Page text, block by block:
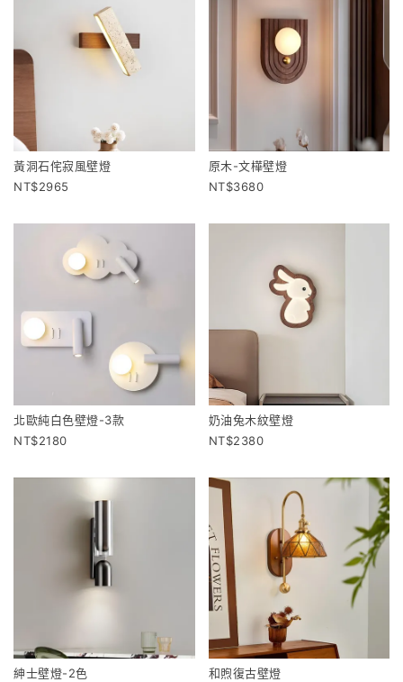
黃洞石侘寂風壁燈
2965
原木-文樺壁燈
3680
北歐純白色壁燈-3款
2180
奶油兔木紋壁燈
2380
紳士壁燈-2色
和煦復古壁燈